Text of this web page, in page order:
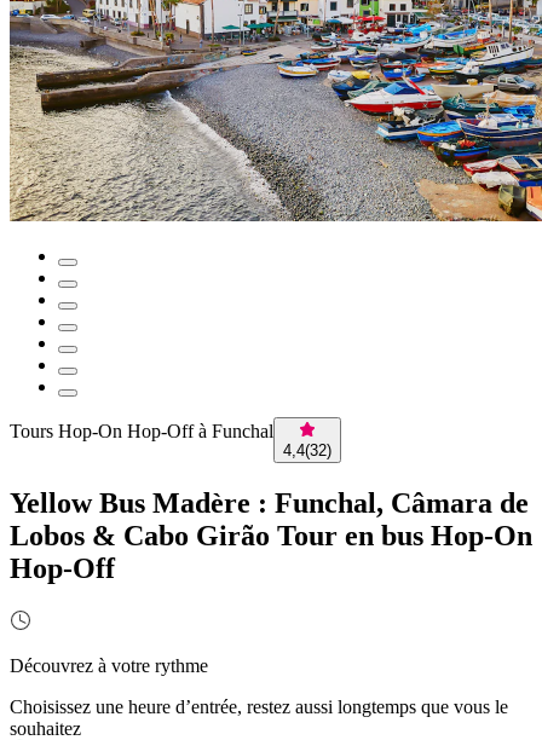
Tours Hop-On Hop-Off à Funchal
4,4(32)
Yellow Bus Madère : Funchal, Câmara de
Lobos & Cabo Girão Tour en bus Hop-On
Hop-Off
Découvrez à votre rythme
Choisissez une heure d’entrée, restez aussi longtemps que vous le
souhaitez